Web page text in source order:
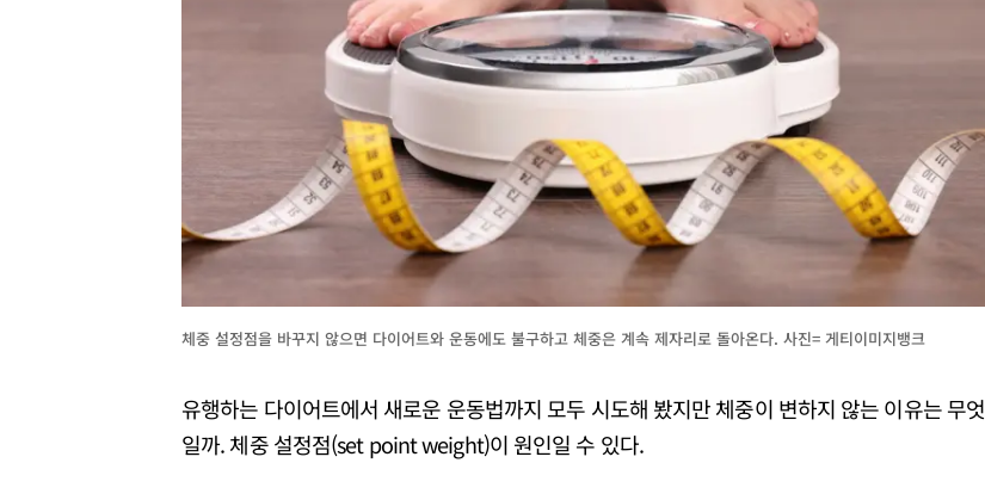
체중 설정점을 바꾸지 않으면 다이어트와 운동에도 불구하고 체중은 계속 제자리로 돌아온다. 사진= 게티이미지뱅크
유행하는 다이어트에서 새로운 운동법까지 모두 시도해 봤지만 체중이 변하지 않는 이유는 무엇
일까. 체중 설정점(set point weight)이 원인일 수 있다.